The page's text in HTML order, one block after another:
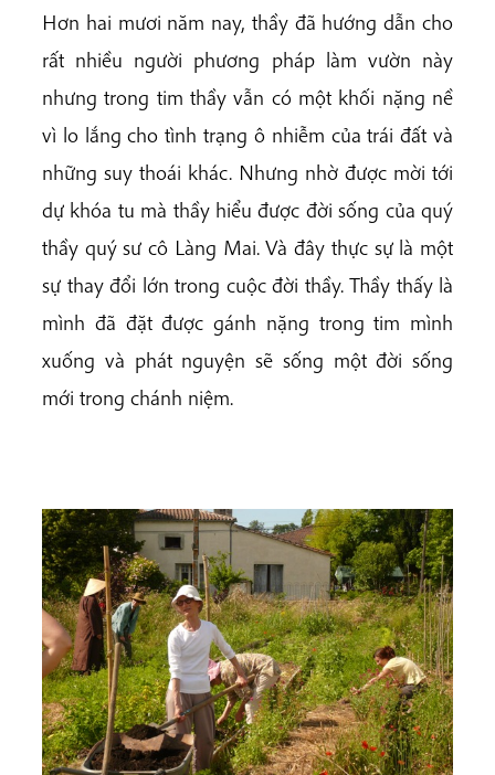
Hơn hai mươi năm nay, thầy đã hướng dẫn cho
rất nhiều người phương pháp làm vườn này
nhưng trong tim thầy vẫn có một khối nặng nề
vì lo lắng cho tình trạng ô nhiễm của trái đất và
những suy thoái khác. Nhưng nhờ được mời tới
dự khóa tu mà thầy hiểu được đời sống của quý
thầy quý sư cô Làng Mai. Và đây thực sự là một
sự thay đổi lớn trong cuộc đời thầy. Thầy thấy là
mình đã đặt được gánh nặng trong tim mình
xuống và phát nguyện sẽ sống một đời sống
mới trong chánh niệm.